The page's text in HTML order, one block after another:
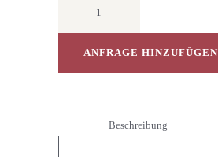
ANFRAGE HINZUFÜGEN
Beschreibung